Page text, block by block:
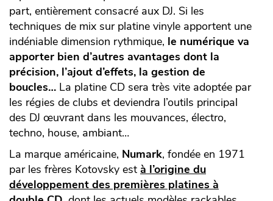
part, entièrement consacré aux DJ. Si les
techniques de mix sur platine vinyle apportent une
indéniable dimension rythmique, le numérique va
apporter bien d’autres avantages dont la
précision, l’ajout d’effets, la gestion de
boucles… La platine CD sera très vite adoptée par
les régies de clubs et deviendra l’outils principal
des DJ œuvrant dans les mouvances, électro,
techno, house, ambiant…
La marque américaine, Numark, fondée en 1971
par les frères Kotovsky est à l’origine du
développement des premières platines à